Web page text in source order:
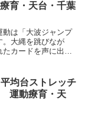
育・天台・千葉
動は「大波ジャンプ
。大縄を跳びなが
カードを声に出し
ールを持ちながら回
っていき...
均台ストレッチ
運動療育・天